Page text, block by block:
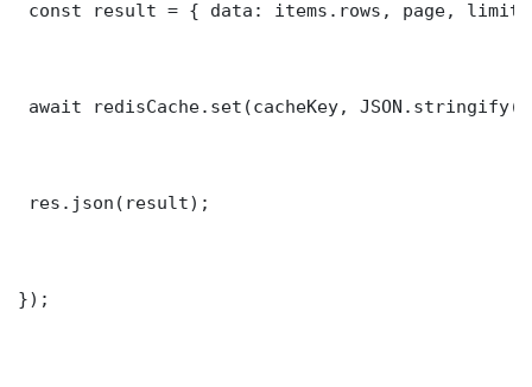
const result = { data: items.rows, page,
await redisCache.set(cacheKey,
res.json(result);
});